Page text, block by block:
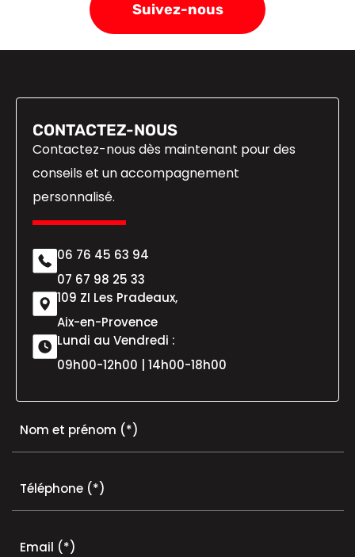
Suivez-nous
CONTACTEZ-NOUS
Contactez-nous dès maintenant pour des
conseils et un accompagnement
personnalisé.
06 76 45 63 94
07 67 98 25 33
109 ZI Les Pradeaux,
Aix-en-Provence
Lundi au Vendredi :
09h00-12h00 | 14h00-18h00
Nom et prénom (*)
Téléphone (*)
Email (*)